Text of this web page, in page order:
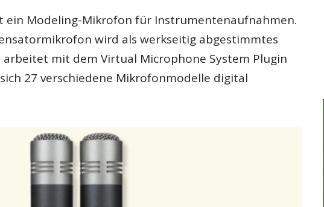
ein Modeling-Mikrofon für Instrumentenaufnahmen.
wird als werkseitig abgestimmtes
mit dem Virtual Microphone System Plugin
27 verschiedene Mikrofonmodelle digital